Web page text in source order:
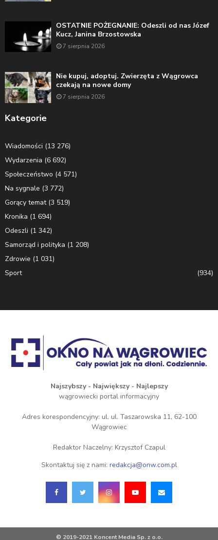
OSTATNIE POŻEGNANIE: Odeszli od nas Józef
Kucz, Janina Brzostowska
7 sierpnia 2026
Nie kupuj, adoptuj. Zwierzęta z Wągrowca
czekają na nowe domy
7 sierpnia 2026
Kategorie
Wiadomości (13 276)
Wydarzenia (6 692)
Społeczeństwo (4 571)
Na sygnale (3 772)
Gorący temat(3 519)
Kronika (1 694)
Odeszli (1 342)
Samorząd i polityka (1 208)
Zdrowie (1 031)
Sport
(934)
Najszybszy - Największy - Najlepszy
wągrowiecki portal informacyjny
Adres korespondencyjny: ul. ul. Taszarowska 11, 62-100
Wągrowiec
Redaktor Naczelny: Krzysztof Czapul
Skontaktuj się z nami: redakcja@onw.com.pl
© 2019-2021 Koncent Media Sp. z o.o.